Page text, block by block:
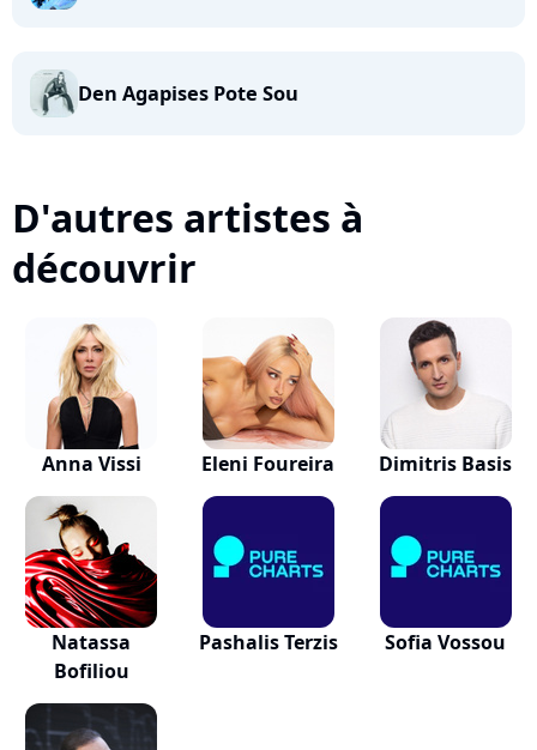
Den Agapises Pote Sou
D'autres artistes à
découvrir
Anna Vissi Eleni Foureira Dimitris Basis
Natassa
Bofiliou
Pashalis Terzis Sofia Vossou